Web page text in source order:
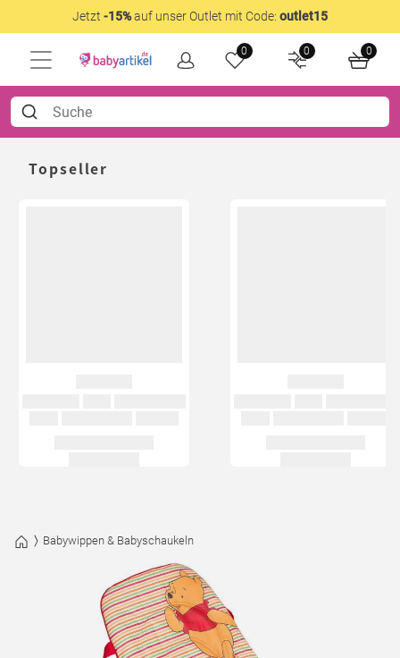
Jetzt -15%auf unser Outlet mit Code: outlet15
0 0 0
Topseller
Babywippen & Babyschaukeln